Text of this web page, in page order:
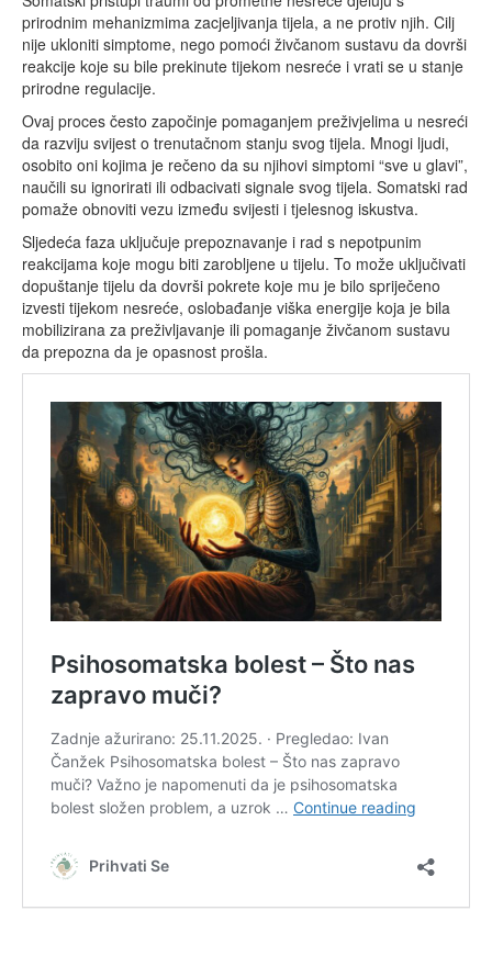
prirodnim mehanizmima zacjeljivanja tijela, a ne protiv njih. Cilj
nije ukloniti simptome, nego pomoći živčanom sustavu da dovrši
reakcije koje su bile prekinute tijekom nesreće i vrati se u stanje
prirodne regulacije.
Ovaj proces često započinje pomaganjem preživjelima u nesreći
da razviju svijest o trenutačnom stanju svog tijela. Mnogi ljudi,
osobito oni kojima je rečeno da su njihovi simptomi “sve u glavi”,
naučili su ignorirati ili odbacivati signale svog tijela. Somatski rad
pomaže obnoviti vezu između svijesti i tjelesnog iskustva.
Sljedeća faza uključuje prepoznavanje i rad s nepotpunim
reakcijama koje mogu biti zarobljene u tijelu. To može uključivati
dopuštanje tijelu da dovrši pokrete koje mu je bilo spriječeno
izvesti tijekom nesreće, oslobađanje viška energije koja je bila
mobilizirana za preživljavanje ili pomaganje živčanom sustavu
da prepozna da je opasnost prošla.